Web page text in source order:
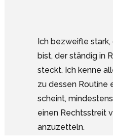
Ich bezweifle
bist, der ständig in
steckt. Ich kenne
zu dessen Routine
scheint,
einen Rechtsstreit
anzuzetteln.
Google